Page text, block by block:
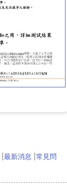
最新消息
常見問